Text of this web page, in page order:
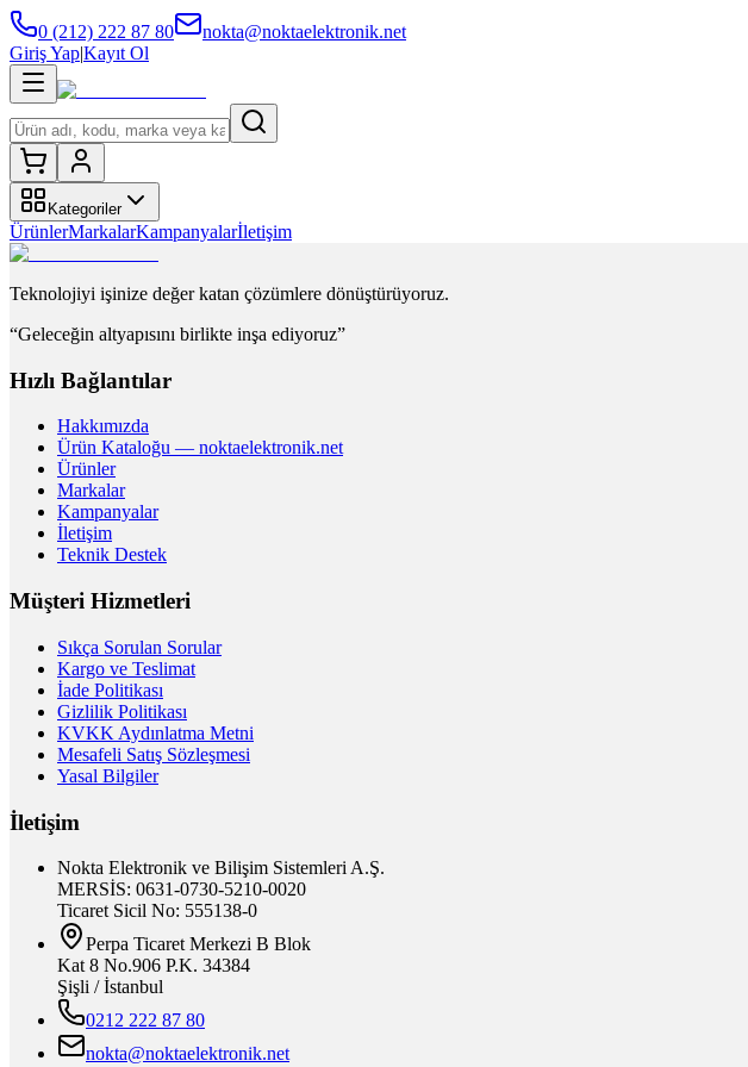
0 (212) 222 87 80
nokta@noktaelektronik.net
Giriş Yap|Kayıt Ol
Kategoriler
ÜrünlerMarkalarKampanyalarİletişim
Teknolojiyi işinize değer katan çözümlere dönüştürüyoruz.
“Geleceğin altyapısını birlikte inşa ediyoruz”
Hızlı Bağlantılar
Hakkımızda
Ürün Kataloğu — noktaelektronik.net
Ürünler
Markalar
Kampanyalar
İletişim
Teknik Destek
Müşteri Hizmetleri
Sıkça Sorulan Sorular
Kargo ve Teslimat
İade Politikası
Gizlilik Politikası
KVKK Aydınlatma Metni
Mesafeli Satış Sözleşmesi
Yasal Bilgiler
İletişim
Nokta Elektronik ve Bilişim Sistemleri A.Ş.
MERSİS: 0631-0730-5210-0020
Ticaret Sicil No: 555138-0
Perpa Ticaret Merkezi B Blok
Kat 8 No.906 P.K. 34384
Şişli / İstanbul
0212 222 87 80
nokta@noktaelektronik.net